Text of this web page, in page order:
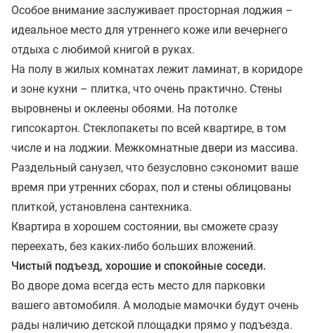
Особое внимание заслуживает просторная лоджия –
идеальное место для утреннего коже или вечернего
отдыха с любимой книгой в руках.
На полу в жилых комнатах лежит ламинат, в коридоре
и зоне кухни – плитка, что очень практично. Стены
выровнены и оклеены обоями. На потолке
гипсокартон. Стеклопакеты по всей квартире, в том
числе и на лоджии. Межкомнатные двери из массива.
Раздельный санузел, что безусловно сэкономит ваше
время при утренних сборах, пол и стены облицованы
плиткой, установлена сантехника.
Квартира в хорошем состоянии, вы сможете сразу
переехать, без каких-либо больших вложений.
Чистый подъезд, хорошие и спокойные соседи.
Во дворе дома всегда есть место для парковки
вашего автомобиля. А молодые мамочки будут очень
рады наличию детской площадки прямо у подъезда.